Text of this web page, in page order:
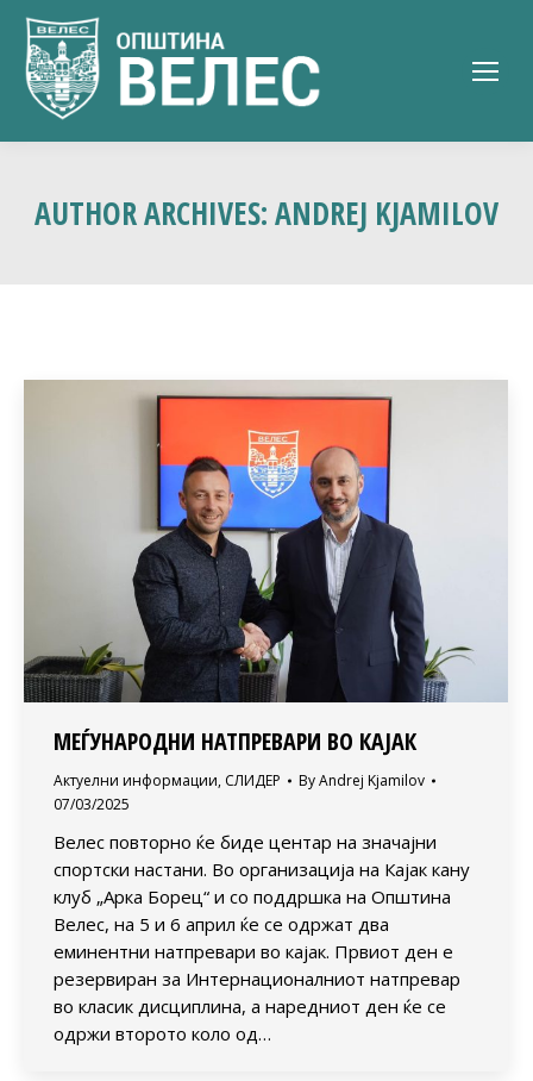
AUTHOR ARCHIVES:ANDREJ KJAMILOV
МЕЃУНАРОДНИ НАТПРЕВАРИ ВО КАЈАК
Актуелни информации, СЛИДЕР ByAndrej Kjamilov
07/03/2025
Велес повторно ќе биде центар на значајни
спортски настани. Во организација на Кајак кану
клуб „Арка Борец“ и со поддршка на Општина
Велес, на 5 и 6 април ќе се одржат два
еминентни натпревари во кајак. Првиот ден е
резервиран за Интернационалниот натпревар
во класик дисциплина, а наредниот ден ќе се
одржи второто коло од…